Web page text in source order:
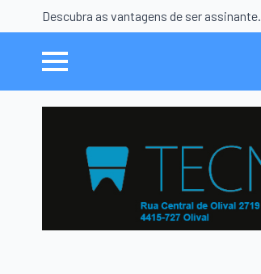
Descubra as vantagens de ser assinante.